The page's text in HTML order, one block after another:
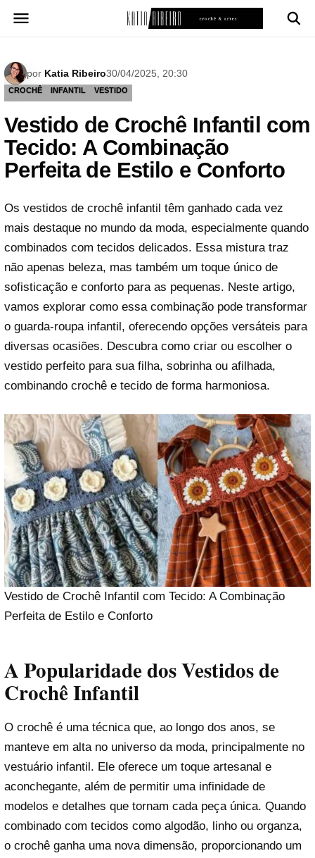
para
por Katia Ribeiro30/04/2025, 20:30
CROCHÊ INFANTIL VESTIDO
Vestido de Crochê Infantil com
Tecido: A Combinação
Perfeita de Estilo e Conforto
Os vestidos de crochê infantil têm ganhado cada vez
mais destaque no mundo da moda, especialmente quando
combinados com tecidos delicados. Essa mistura traz
não apenas beleza, mas também um toque único de
sofisticação e conforto para as pequenas. Neste artigo,
vamos explorar como essa combinação pode transformar
o guarda-roupa infantil, oferecendo opções versáteis para
diversas ocasiões. Descubra como criar ou escolher o
vestido perfeito para sua filha, sobrinha ou afilhada,
combinando crochê e tecido de forma harmoniosa.
Vestido de Crochê Infantil com Tecido: A Combinação
Perfeita de Estilo e Conforto
A Popularidade dos Vestidos de
Crochê Infantil
O crochê é uma técnica que, ao longo dos anos, se
manteve em alta no universo da moda, principalmente no
vestuário infantil. Ele oferece um toque artesanal e
aconchegante, além de permitir uma infinidade de
modelos e detalhes que tornam cada peça única. Quando
combinado com tecidos como algodão, linho ou organza,
o crochê ganha uma nova dimensão, proporcionando um